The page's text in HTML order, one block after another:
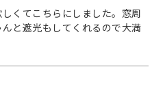
くてこちらにしました。窓周
と遮光もしてくれるので大満